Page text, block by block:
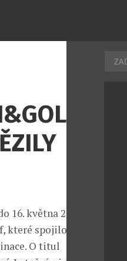
V
května 2026 se v
spojilo dvě
O titul